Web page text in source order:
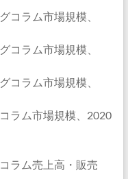
ラム市場規模、
ラム市場規模、
ラム市場規模、
ム市場規模、2020
ム売上高・販売